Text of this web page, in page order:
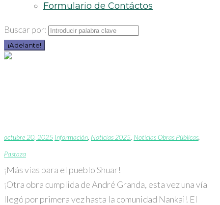
Formulario de Contáctos
Buscar por:
¡Adelante!
octubre 20, 2025 Información Noticias 2025 Noticias Obras Públicas
Pastaza
¡Más vías para el pueblo Shuar!
¡Otra obra cumplida deAndré Granda, esta vez una vía
llegó por primera vez hasta la comunidad Nankai! El